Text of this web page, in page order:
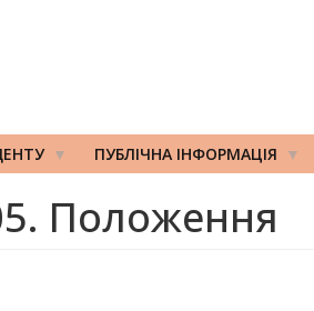
ПУБЛІЧНА ІНФОРМАЦІЯ
Положення